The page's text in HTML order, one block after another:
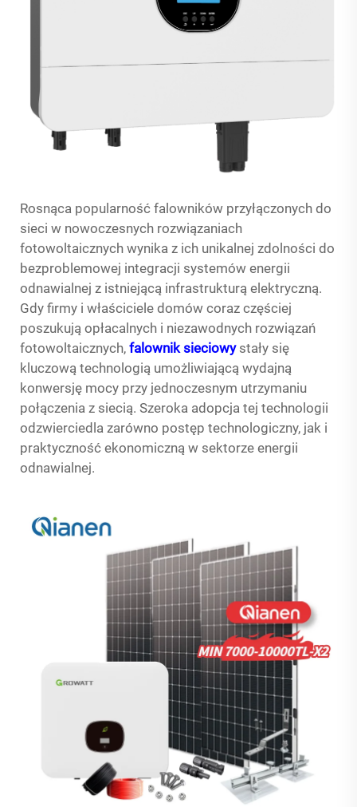
Rosnąca popularność falowników przyłączonych do
sieci w nowoczesnych rozwiązaniach
fotowoltaicznych wynika z ich unikalnej zdolności do
bezproblemowej integracji systemów energii
odnawialnej z istniejącą infrastrukturą elektryczną.
Gdy firmy i właściciele domów coraz częściej
poszukują opłacalnych i niezawodnych rozwiązań
fotowoltaicznych, falownik sieciowy stały się
kluczową technologią umożliwiającą wydajną
konwersję mocy przy jednoczesnym utrzymaniu
połączenia z siecią. Szeroka adopcja tej technologii
odzwierciedla zarówno postęp technologiczny, jak i
praktyczność ekonomiczną w sektorze energii
odnawialnej.